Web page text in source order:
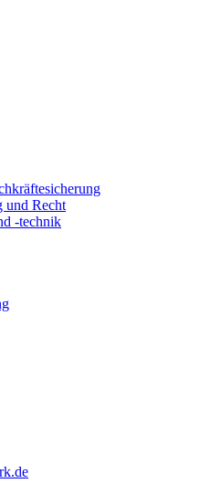
und Recht
-technik